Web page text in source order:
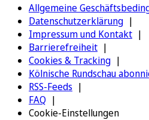
Allgemeine
Datenschutzerklärung
Impressum und Kontakt
Barrierefreiheit
Cookies & Tracking
Kölnische Rundschau
RSS-Feeds
FAQ
Cookie-Einstellungen